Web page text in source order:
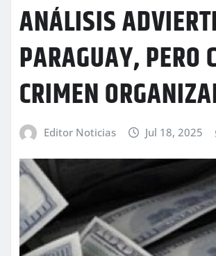
ANÁLISIS
PARAGUAY, PERO
CRIMEN
Editor Noticias Jul 18, 2025